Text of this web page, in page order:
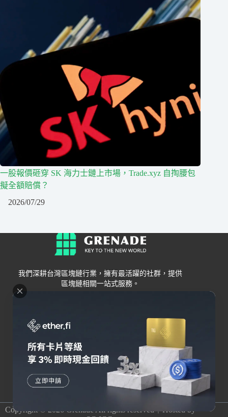
一股報價砸穿 SK 海力士鏈上市場，Trade.xyz 自掏腰包
擬全額賠償？
2026/07/29
我們深耕台灣區塊鏈行業，擁有最活躍的社群，提供
區塊鏈相關一站式服務。
Grenade
關於我們
聯絡我們
錢包
交易所
Bybit
OKX
HOYA BIT
其他
Copyright © 2026 Grenade All rights reserved｜Hosted by